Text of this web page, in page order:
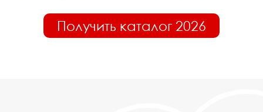
Получить каталог 2026